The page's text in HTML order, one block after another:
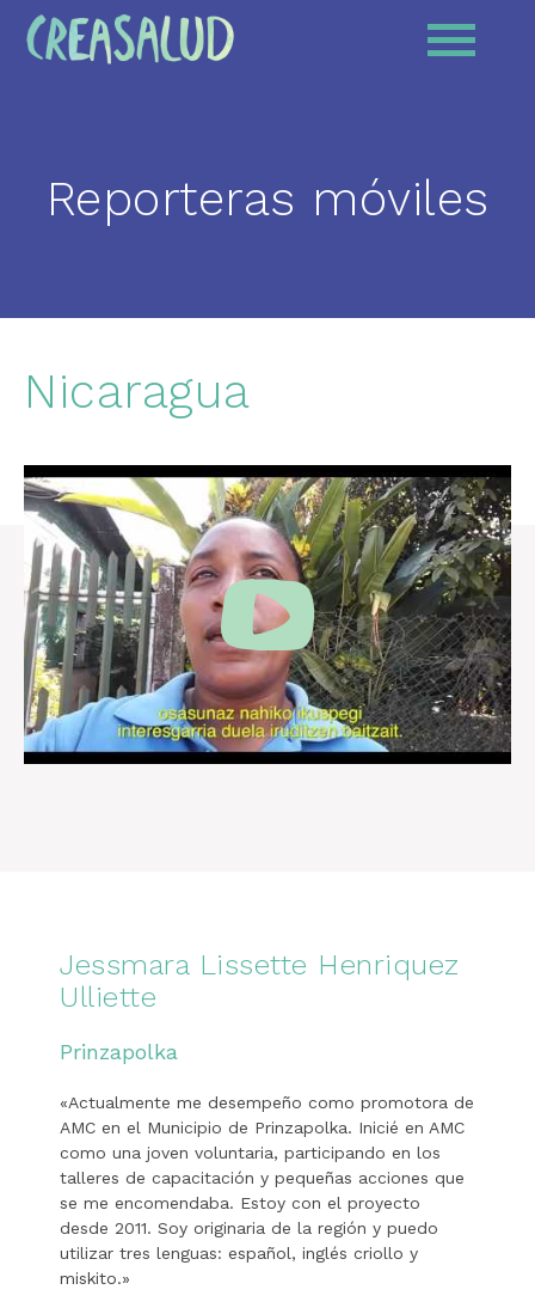
Reporteras móviles
Nicaragua
Jessmara Lissette Henriquez
Ulliette
Prinzapolka
«Actualmente me desempeño como promotora de
AMC en el Municipio de Prinzapolka. Inicié en AMC
como una joven voluntaria, participando en los
talleres de capacitación y pequeñas acciones que
se me encomendaba. Estoy con el proyecto
desde 2011. Soy originaria de la región y puedo
utilizar tres lenguas: español, inglés criollo y
miskito.»